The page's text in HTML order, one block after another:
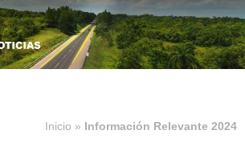
Inicio » Información Relevante 2024